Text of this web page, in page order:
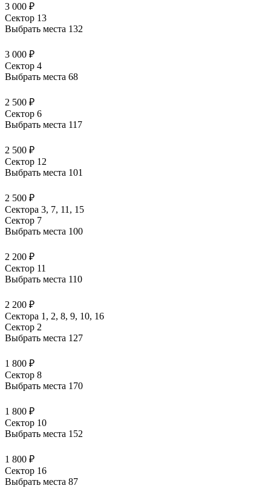
3 000 ₽
Сектор 13
Выбрать места 132
3 000 ₽
Сектор 4
Выбрать места 68
2 500 ₽
Сектор 6
Выбрать места 117
2 500 ₽
Сектор 12
Выбрать места 101
2 500 ₽
Сектора 3, 7, 11, 15
Сектор 7
Выбрать места 100
2 200 ₽
Сектор 11
Выбрать места 110
2 200 ₽
Сектора 1, 2, 8, 9, 10, 16
Сектор 2
Выбрать места 127
1 800 ₽
Сектор 8
Выбрать места 170
1 800 ₽
Сектор 10
Выбрать места 152
1 800 ₽
Сектор 16
Выбрать места 87